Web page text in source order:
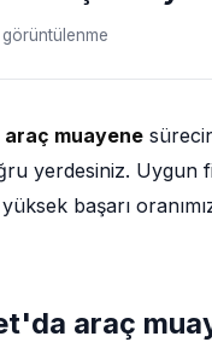
araç muayene
yerdesiniz. Uygun
başarı
araç